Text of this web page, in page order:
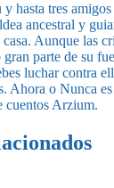
hasta tres
ancestral y
Aunque las
parte de su
luchar contra
Ahora o Nunca
cuentos Arzium.